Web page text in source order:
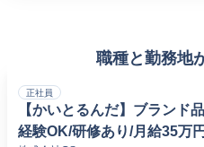
職種と勤務地
正社員
【かいとるんだ】ブランド
経験OK/研修あり/月給35万